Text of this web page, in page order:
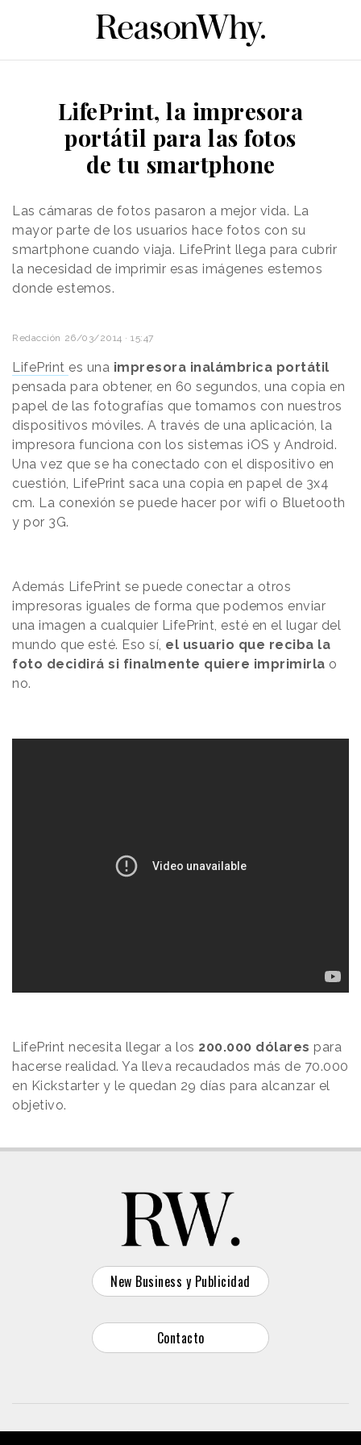
LifePrint, la impresora
portátil para las fotos
de tu smartphone
Las cámaras de fotos pasaron a mejor vida. La
mayor parte de los usuarios hace fotos con su
smartphone cuando viaja. LifePrint llega para cubrir
la necesidad de imprimir esas imágenes estemos
donde estemos.
Redacción 26/03/2014 · 15:47
LifePrint es una impresora inalámbrica portátil
pensada para obtener, en 60 segundos, una copia en
papel de las fotografías que tomamos con nuestros
dispositivos móviles. A través de una aplicación, la
impresora funciona con los sistemas iOS y Android.
Una vez que se ha conectado con el dispositivo en
cuestión, LifePrint saca una copia en papel de 3x4
cm. La conexión se puede hacer por wifi o Bluetooth
y por 3G.
Además LifePrint se puede conectar a otros
impresoras iguales de forma que podemos enviar
una imagen a cualquier LifePrint, esté en el lugar del
mundo que esté. Eso sí, el usuario que reciba la
foto decidirá si finalmente quiere imprimirla o
no.
LifePrint necesita llegar a los 200.000 dólares para
hacerse realidad. Ya lleva recaudados más de 70.000
en Kickstarter y le quedan 29 días para alcanzar el
objetivo.
New Business y Publicidad
Contacto
© 2026 Reason Why